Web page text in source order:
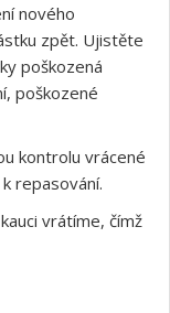
nového
zpět. Ujistěte
poškozená
poškozené
kontrolu vrácené
repasování.
vrátíme, čímž